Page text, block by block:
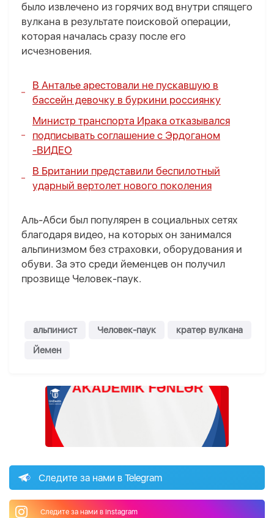
было извлечено из горячих вод внутри спящего
вулкана в результате поисковой операции,
которая началась сразу после его
исчезновения.
В Анталье арестовали не пускавшую в
бассейн девочку в буркини россиянку
Министр транспорта Ирака отказывался
подписывать соглашение с Эрдоганом
-ВИДЕО
В Британии представили беспилотный
ударный вертолет нового поколения
Аль-Абси был популярен в социальных сетях
благодаря видео, на которых он занимался
альпинизмом без страховки, оборудования и
обуви. За это среди йеменцев он получил
прозвище Человек-паук.
альпинист Человек-паук
кратер вулкана
Йемен
Следите за нами в Telegram
Следите за нами в Instagram